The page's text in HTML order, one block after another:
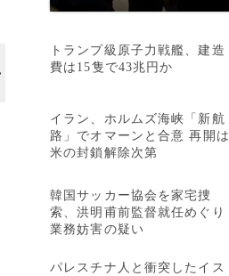
トランプ級原子力戦艦、建造
費は15隻で43兆円か
イラン、ホルムズ海峡「新航
路」でオマーンと合意 再開は
米の封鎖解除次第
韓国サッカー協会を家宅捜
索、洪明甫前監督就任めぐり
業務妨害の疑い
パレスチナ人と衝突したイス